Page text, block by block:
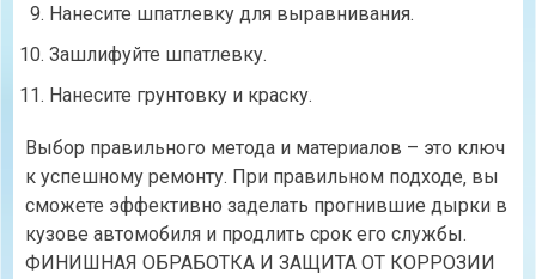
Нанесите шпатлевку для выравнивания.
Зашлифуйте шпатлевку.
Нанесите грунтовку и краску.
Выбор правильного метода и материалов – это ключ
к успешному ремонту. При правильном подходе‚ вы
сможете эффективно заделать прогнившие дырки в
кузове автомобиля и продлить срок его службы.
ФИНИШНАЯ ОБРАБОТКА И ЗАЩИТА ОТ КОРРОЗИИ